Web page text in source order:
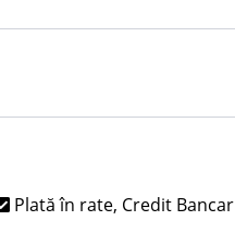
Plată în rate, Credit Bancar